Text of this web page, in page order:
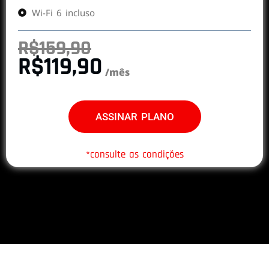
Wi-Fi 6 incluso
R$159,90
R$119,90 /mês
ASSINAR PLANO
*consulte as condições